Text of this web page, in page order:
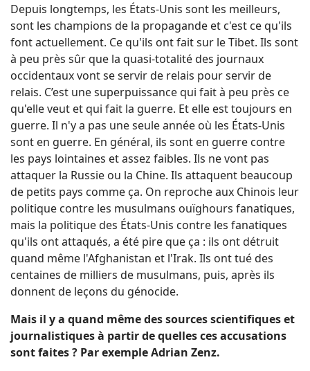
Depuis longtemps, les États-Unis sont les meilleurs,
sont les champions de la propagande et c'est ce qu'ils
font actuellement. Ce qu'ils ont fait sur le Tibet. Ils sont
à peu près sûr que la quasi-totalité des journaux
occidentaux vont se servir de relais pour servir de
relais. C’est une superpuissance qui fait à peu près ce
qu'elle veut et qui fait la guerre. Et elle est toujours en
guerre. Il n'y a pas une seule année où les États-Unis
sont en guerre. En général, ils sont en guerre contre
les pays lointaines et assez faibles. Ils ne vont pas
attaquer la Russie ou la Chine. Ils attaquent beaucoup
de petits pays comme ça. On reproche aux Chinois leur
politique contre les musulmans ouïghours fanatiques,
mais la politique des États-Unis contre les fanatiques
qu'ils ont attaqués, a été pire que ça : ils ont détruit
quand même l'Afghanistan et l'Irak. Ils ont tué des
centaines de milliers de musulmans, puis, après ils
donnent de leçons du génocide.
Mais il y a quand même des sources scientifiques et
journalistiques à partir de quelles ces accusations
sont faites ? Par exemple Adrian Zenz.